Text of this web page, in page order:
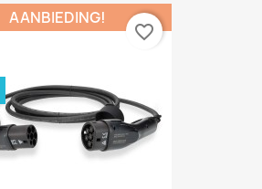
AANBIEDING!
favorite_border